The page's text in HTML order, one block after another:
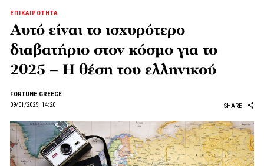
ΕΠΙΚΑΙΡΟΤΗΤΑ
Αυτό είναι το ισχυρότερο
διαβατήριο στον κόσμο για το
2025 – Η θέση του ελληνικού
FORTUNE GREECE
09/01/2025, 14:20
SHARE